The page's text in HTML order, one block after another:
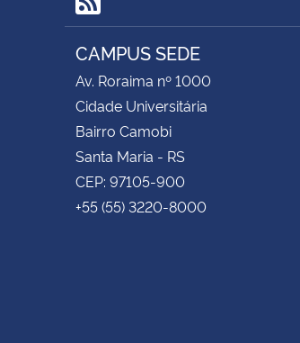
RSS
CAMPUS SEDE
Av. Roraima nº 1000
Cidade Universitária
Bairro Camobi
Santa Maria - RS
CEP: 97105-900
+55 (55) 3220-8000